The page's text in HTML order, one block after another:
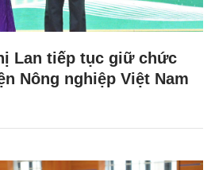
Lan tiếp tục giữ chức
Nông nghiệp Việt Nam